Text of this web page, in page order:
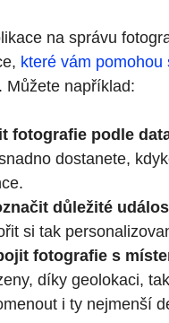
na správu
které vám pomohou
. Můžete například:
fotografie podle
dostanete,
důležité
si tak
fotografie s
díky geolokaci,
i ty nejmenší